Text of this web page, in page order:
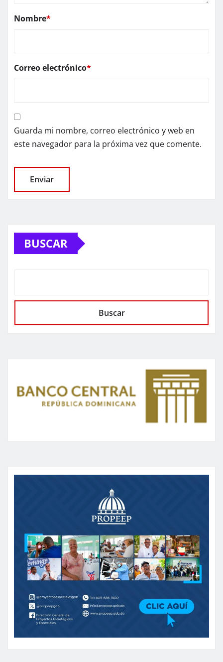
Nombre*
Correo electrónico*
Guarda mi nombre, correo electrónico y web en
este navegador para la próxima vez que comente.
BUSCAR
Buscar